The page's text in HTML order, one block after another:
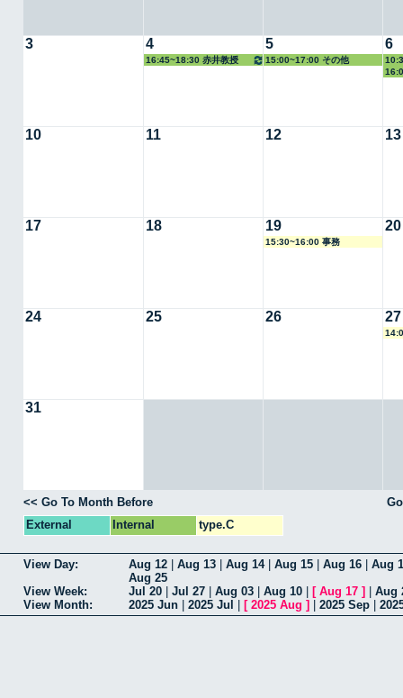
3 4
16:45~18:30 赤井教授
5
15:00~17:00 その他
6
10 11 12 13
17 18 19
15:30~16:00 事務
20
24 25 26 27
31
<< Go To Month Before
External
Internal type.C
View Day: Aug 12 Aug 13 Aug 14| Aug 15 Aug 16
Aug
Aug 25
View Week:
Jul 20 Jul 27 Aug 03 Aug 10 [ Aug 17 ]
Aug
View Month:
2025 Jun 2025 Jul [ 2025 Aug ] 2025 Sep